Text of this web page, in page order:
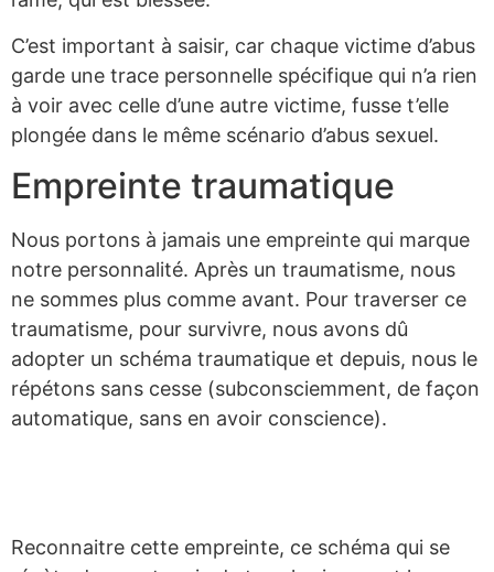
C’est important à saisir, car chaque victime d’abus
garde une trace personnelle spécifique qui n’a rien
à voir avec celle d’une autre victime, fusse t’elle
plongée dans le même scénario d’abus sexuel.
Empreinte traumatique
Nous portons à jamais une empreinte qui marque
notre personnalité. Après un traumatisme, nous
ne sommes plus comme avant. Pour traverser ce
traumatisme, pour survivre, nous avons dû
adopter un schéma traumatique et depuis, nous le
répétons sans cesse (subconsciemment, de façon
automatique, sans en avoir conscience).
Reconnaitre cette empreinte, ce schéma qui se